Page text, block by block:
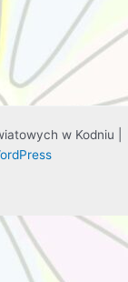
w Kodniu |